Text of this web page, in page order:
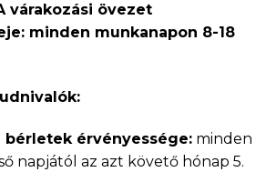
várakozási övezet
minden munkanapon 8-18
bérletek érvényessége:minden
napjától az azt követő hónap 5.